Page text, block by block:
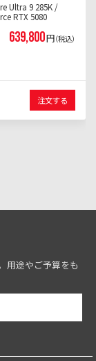
Ultra 9 285K /
RTX 5080
639,800円（税込）
注文する
用途やご予算をも